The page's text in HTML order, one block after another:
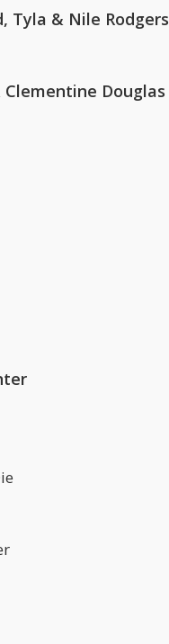
Tyla & Nile Rodgers
Douglas